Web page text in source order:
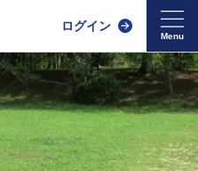
ログイン